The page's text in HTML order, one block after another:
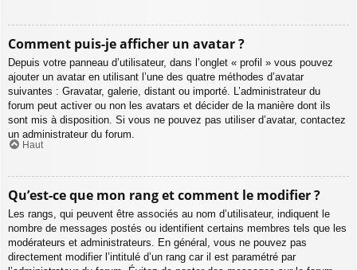
Comment puis-je afficher un avatar ?
Depuis votre panneau d’utilisateur, dans l’onglet « profil » vous pouvez
ajouter un avatar en utilisant l’une des quatre méthodes d’avatar
suivantes : Gravatar, galerie, distant ou importé. L’administrateur du
forum peut activer ou non les avatars et décider de la manière dont ils
sont mis à disposition. Si vous ne pouvez pas utiliser d’avatar, contactez
un administrateur du forum.
Haut
Qu’est-ce que mon rang et comment le modifier ?
Les rangs, qui peuvent être associés au nom d’utilisateur, indiquent le
nombre de messages postés ou identifient certains membres tels que les
modérateurs et administrateurs. En général, vous ne pouvez pas
directement modifier l’intitulé d’un rang car il est paramétré par